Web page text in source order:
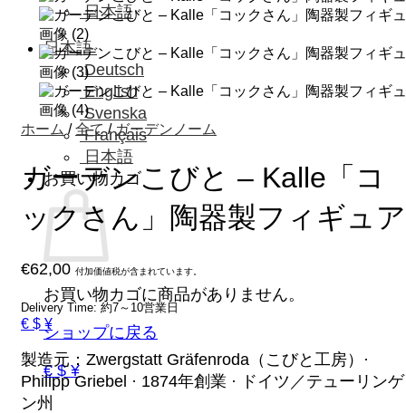
日本語
日本語
Deutsch
English
Svenska
Français
日本語
お買い物カゴ
お買い物カゴに商品がありません。
ショップに戻る
€ $ ¥
ホーム / 全て / ガーデンノーム
ガーデンこびと – Kalle「コ
ックさん」陶器製フィギュア
€62,00 付加価値税が含まれています。
Delivery Time: 約7～10営業日
€ $ ¥
製造元：Zwergstatt Gräfenroda（こびと工房）·
Philipp Griebel · 1874年創業 · ドイツ／テューリンゲ
ン州